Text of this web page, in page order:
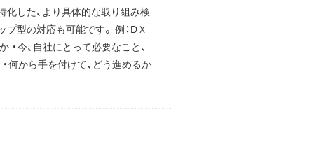
した、より具体的な取り組み検
型の対応も可能です。 例：DＸ
・今、自社にとって必要なこと、
何から手を付けて、どう進めるか